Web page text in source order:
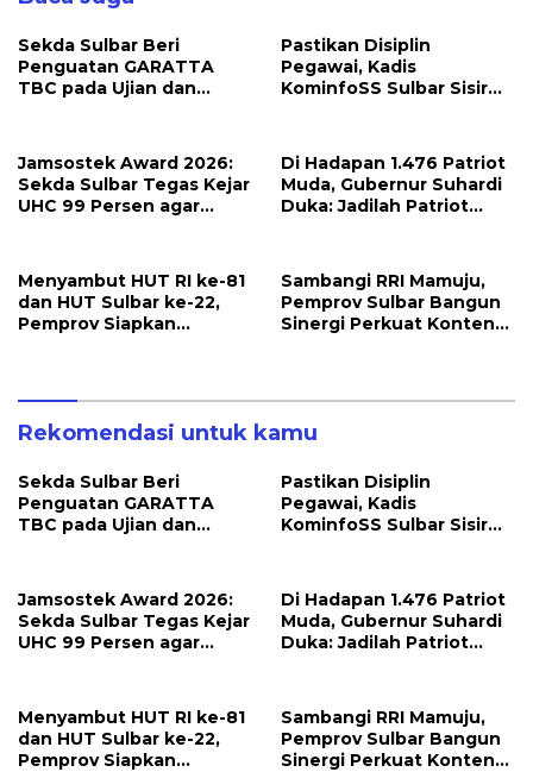
Sekda Sulbar Beri
Penguatan GARATTA
TBC pada Ujian dan
Pastikan Disiplin
Pegawai, Kadis
KominfoSS Sulbar Sisir
Jamsostek Award 2026:
Sekda Sulbar Tegas Kejar
UHC 99 Persen agar
Perlindungannya
Di Hadapan 1.476 Patriot
Muda, Gubernur Suhardi
Duka: Jadilah Patriot
Menyambut HUT RI ke-81
dan HUT Sulbar ke-22,
Pemprov Siapkan
Sambangi RRI Mamuju,
Pemprov Sulbar Bangun
Sinergi Perkuat Konten
Rekomendasi untuk kamu
Sekda Sulbar Beri
Penguatan GARATTA
TBC pada Ujian dan
Pastikan Disiplin
Pegawai, Kadis
KominfoSS Sulbar Sisir
Jamsostek Award 2026:
Sekda Sulbar Tegas Kejar
UHC 99 Persen agar
Perlindungannya
Di Hadapan 1.476 Patriot
Muda, Gubernur Suhardi
Duka: Jadilah Patriot
Menyambut HUT RI ke-81
dan HUT Sulbar ke-22,
Pemprov Siapkan
Sambangi RRI Mamuju,
Pemprov Sulbar Bangun
Sinergi Perkuat Konten